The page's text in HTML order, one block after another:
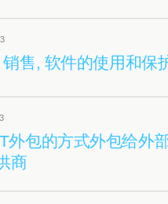
销售, 软件的使用和保
外包的方式外包给外
商